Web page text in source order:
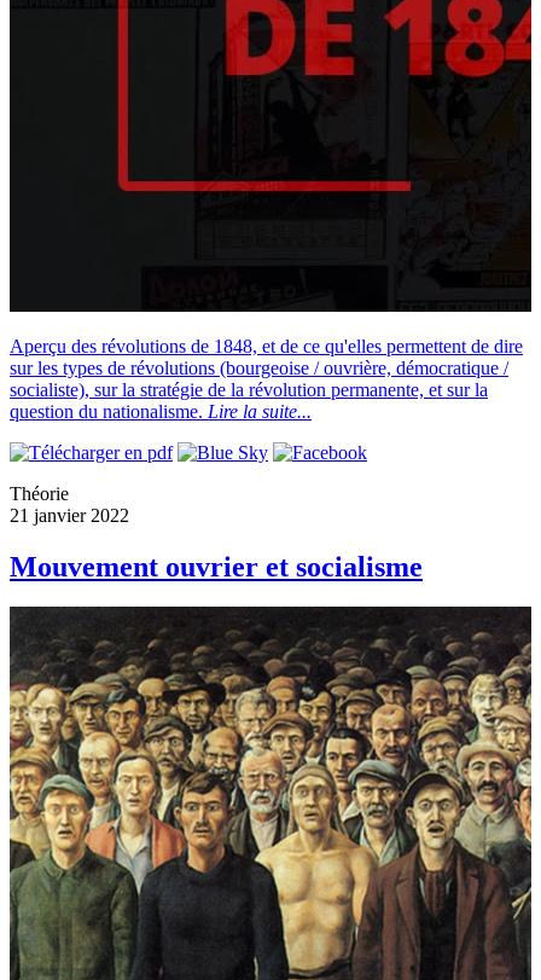
Aperçu des révolutions de 1848, et de ce qu'elles permettent de dire
sur les types de révolutions (bourgeoise / ouvrière, démocratique /
socialiste), sur la stratégie de la révolution permanente, et sur la
question du nationalisme. Lire la suite...
Théorie
21 janvier 2022
Mouvement ouvrier et socialisme